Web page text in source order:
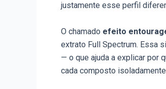
justamente esse perfil
O chamado efeito
extrato Full Spectrum. Essa
— o que ajuda a explicar por
cada composto